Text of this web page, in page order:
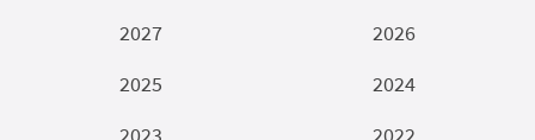
2027
2026
2025
2024